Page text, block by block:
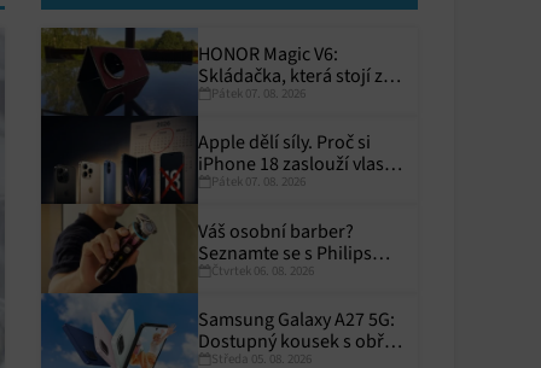
HONOR Magic V6:
Skládačka, která stojí za
toPátek 07. 08. 2026
Apple dělí síly. Proč si
iPhone 18 zaslouží vlastní
termín?
Pátek 07. 08. 2026
Váš osobní barber?
Seznamte se s Philips
i9000 Prestige Ultra
Čtvrtek 06. 08. 2026
Samsung Galaxy A27 5G:
Dostupný kousek s obřím
displejem
Středa 05. 08. 2026